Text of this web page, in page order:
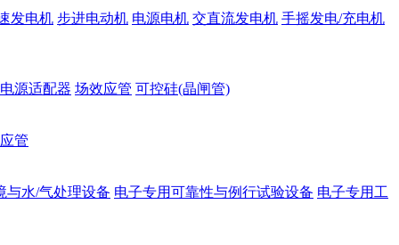
发电机 步进电动机 电源电机 交直流发电机 手摇发电/充电机
电源适配器 场效应管 可控硅(晶闸管)
管
与水/气处理设备 电子专用可靠性与例行试验设备 电子专用工